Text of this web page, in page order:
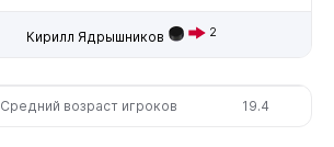
Кирилл Ядрышников 2
Средний возраст игроков 19.4